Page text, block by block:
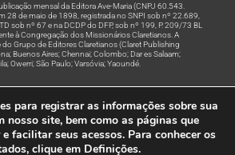
mensal da Editora Ave-Maria (CNPJ 60.543.
28 de maio de 1898, registrada no SNPI sob nº 22.689,
sob nº 67 e na DCDP do DFP, sob nº 199, P. 209/73 BL
à Congregação dos Missionários Claretianos. A
do Grupo de Editores Claretianos (Claret Publishing
Buenos Aires; Chennai; Colombo; Dar es Salaam;
Owerri; São Paulo; Varsóvia; Yaoundé.
Rede
Reservados
para registrar as informações sobre sua
nosso site, bem como as páginas que
facilitar seus acessos. Para conhecer os
clique em Definições.